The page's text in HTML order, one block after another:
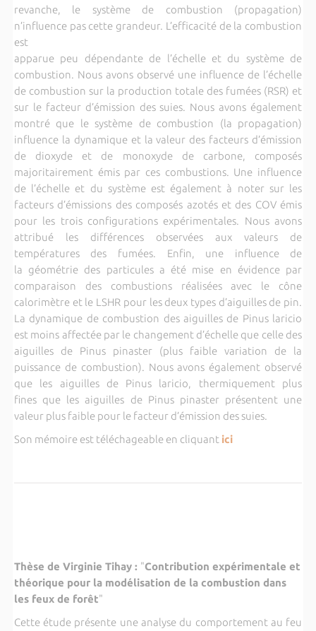
revanche, le système de combustion (propagation)
n’influence pas cette grandeur. L’efficacité de la combustion
est
apparue peu dépendante de l’échelle et du système de
combustion. Nous avons observé une influence de l’échelle
de combustion sur la production totale des fumées (RSR) et
sur le facteur d’émission des suies. Nous avons également
montré que le système de combustion (la propagation)
influence la dynamique et la valeur des facteurs d’émission
de dioxyde et de monoxyde de carbone, composés
majoritairement émis par ces combustions. Une influence
de l’échelle et du système est également à noter sur les
facteurs d’émissions des composés azotés et des COV émis
pour les trois configurations expérimentales. Nous avons
attribué les différences observées aux valeurs de
températures des fumées. Enfin, une influence de
la géométrie des particules a été mise en évidence par
comparaison des combustions réalisées avec le cône
calorimètre et le LSHR pour les deux types d’aiguilles de pin.
La dynamique de combustion des aiguilles de Pinus laricio
est moins affectée par le changement d’échelle que celle des
aiguilles de Pinus pinaster (plus faible variation de la
puissance de combustion). Nous avons également observé
que les aiguilles de Pinus laricio, thermiquement plus
fines que les aiguilles de Pinus pinaster présentent une
valeur plus faible pour le facteur d’émission des suies.
Son mémoire est téléchageable en cliquant ici
Thèse de Virginie Tihay : "Contribution expérimentale et
théorique pour la modélisation de la combustion dans
les feux de forêt"
Cette étude présente une analyse du comportement au feu